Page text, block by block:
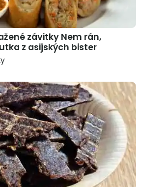
závitky Nem rán,
z asijských bister